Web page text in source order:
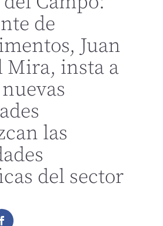
de
Juan
Mira, insta a
las
del sector